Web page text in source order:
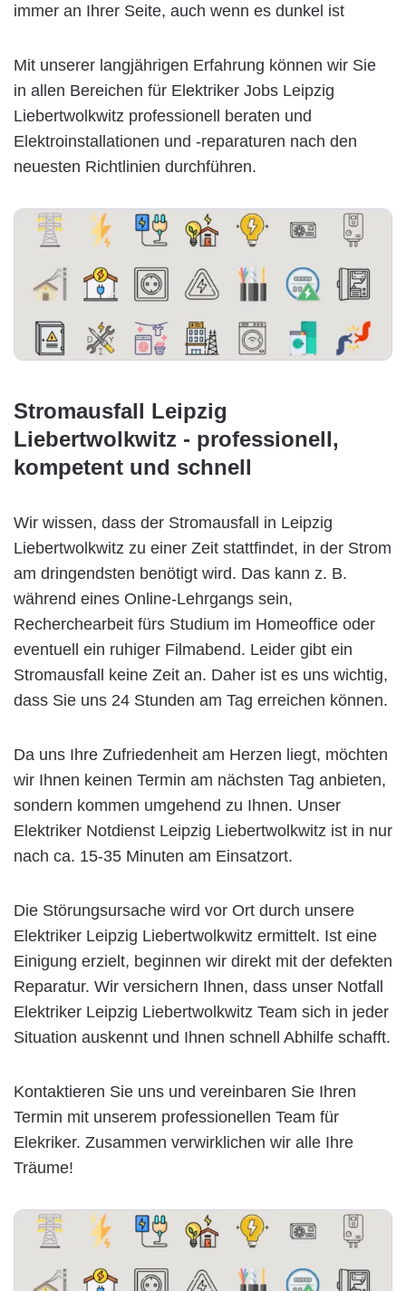
immer an Ihrer Seite, auch wenn es dunkel ist
Mit unserer langjährigen Erfahrung können wir Sie
in allen Bereichen für Elektriker Jobs Leipzig
Liebertwolkwitz professionell beraten und
Elektroinstallationen und -reparaturen nach den
neuesten Richtlinien durchführen.
Stromausfall Leipzig
Liebertwolkwitz - professionell,
kompetent und schnell
Wir wissen, dass der Stromausfall in Leipzig
Liebertwolkwitz zu einer Zeit stattfindet, in der Strom
am dringendsten benötigt wird. Das kann z. B.
während eines Online-Lehrgangs sein,
Recherchearbeit fürs Studium im Homeoffice oder
eventuell ein ruhiger Filmabend. Leider gibt ein
Stromausfall keine Zeit an. Daher ist es uns wichtig,
dass Sie uns 24 Stunden am Tag erreichen können.
Da uns Ihre Zufriedenheit am Herzen liegt, möchten
wir Ihnen keinen Termin am nächsten Tag anbieten,
sondern kommen umgehend zu Ihnen. Unser
Elektriker Notdienst Leipzig Liebertwolkwitz ist in nur
nach ca. 15-35 Minuten am Einsatzort.
Die Störungsursache wird vor Ort durch unsere
Elektriker Leipzig Liebertwolkwitz ermittelt. Ist eine
Einigung erzielt, beginnen wir direkt mit der defekten
Reparatur. Wir versichern Ihnen, dass unser Notfall
Elektriker Leipzig Liebertwolkwitz Team sich in jeder
Situation auskennt und Ihnen schnell Abhilfe schafft.
Kontaktieren Sie uns und vereinbaren Sie Ihren
Termin mit unserem professionellen Team für
Elekriker. Zusammen verwirklichen wir alle Ihre
Träume!